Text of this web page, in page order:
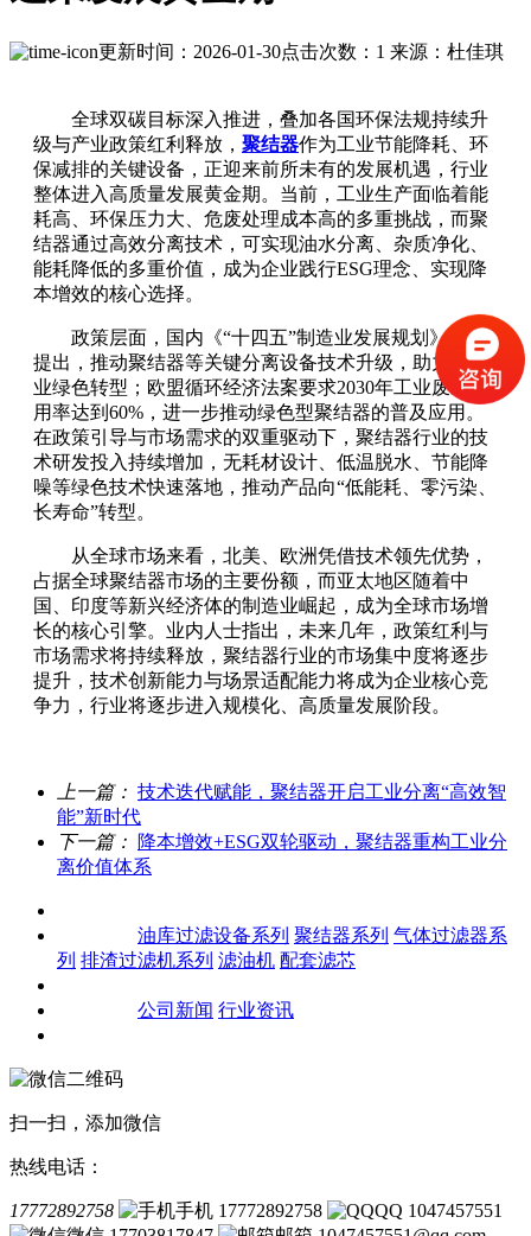
更新时间：2026-01-30点击次数：1 来源：杜佳琪
全球双碳目标深入推进，叠加各国环保法规持续升
级与产业政策红利释放， 聚结器作为工业节能降耗、环
保减排的关键设备，正迎来前所未有的发展机遇，行业
整体进入高质量发展黄金期。当前，工业生产面临着能
耗高、环保压力大、危废处理成本高的多重挑战，而聚
结器通过高效分离技术，可实现油水分离、杂质净化、
能耗降低的多重价值，成为企业践行ESG理念、实现降
本增效的核心选择。
政策层面，国内《“十四五”制造业发展规划》明确
提出，推动聚结器等关键分离设备技术升级，助力制造
业绿色转型；欧盟循环经济法案要求2030年工业废水回
用率达到60%，进一步推动绿色型聚结器的普及应用。
在政策引导与市场需求的双重驱动下，聚结器行业的技
术研发投入持续增加，无耗材设计、低温脱水、节能降
噪等绿色技术快速落地，推动产品向“低能耗、零污染、
长寿命”转型。
从全球市场来看，北美、欧洲凭借技术领先优势，
占据全球聚结器市场的主要份额，而亚太地区随着中
国、印度等新兴经济体的制造业崛起，成为全球市场增
长的核心引擎。业内人士指出，未来几年，政策红利与
市场需求将持续释放，聚结器行业的市场集中度将逐步
提升，技术创新能力与场景适配能力将成为企业核心竞
争力，行业将逐步进入规模化、高质量发展阶段。
上一篇： 技术迭代赋能，聚结器开启工业分离“高效智
能”新时代
下一篇：
降本增效+ESG双轮驱动，聚结器重构工业分
离价值体系
油库过滤设备系列 聚结器系列 气体过滤器系
列 排渣过滤机系列 滤油机 配套滤芯
公司新闻 行业资讯
扫一扫，添加微信
热线电话：
17772892758 手机 17772892758
QQ 1047457551